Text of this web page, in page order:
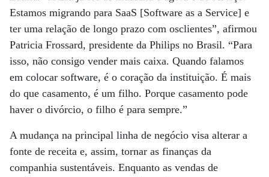
Estamos migrando para SaaS [Software as a Service] e
ter uma relação de longo prazo com osclientes”, afirmou
Patricia Frossard, presidente da Philips no Brasil. “Para
isso, não consigo vender mais caixa. Quando falamos
em colocar software, é o coração da instituição. É mais
do que casamento, é um filho. Porque casamento pode
haver o divórcio, o filho é para sempre.”
A mudança na principal linha de negócio visa alterar a
fonte de receita e, assim, tornar as finanças da
companhia sustentáveis. Enquanto as vendas de